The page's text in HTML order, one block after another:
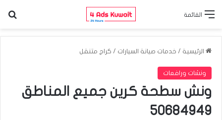
القائمة
الرئيسية / خدمات صيانة السيارات / كراج متنقل
ونشات ورافعات
ونش سطحة كرين جميع المناطق
50684949